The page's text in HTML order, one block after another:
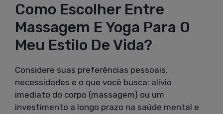
Como Escolher Entre
Massagem E Yoga Para O
Meu Estilo De Vida?
Considere suas preferências pessoais,
necessidades e o que você busca: alívio
imediato do corpo (massagem) ou um
investimento a longo prazo na saúde mental e